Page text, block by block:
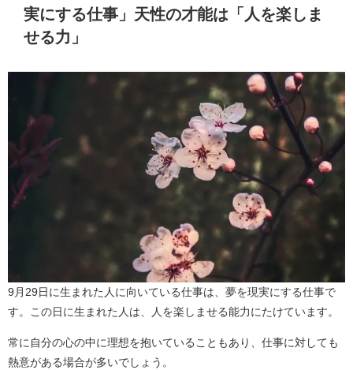
実にする仕事」天性の才能は「人を楽しま
せる力」
9月29日に生まれた人に向いている仕事は、夢を現実にする仕事で
す。この日に生まれた人は、人を楽しませる能力にたけています。
常に自分の心の中に理想を抱いていることもあり、仕事に対しても
熱意がある場合が多いでしょう。